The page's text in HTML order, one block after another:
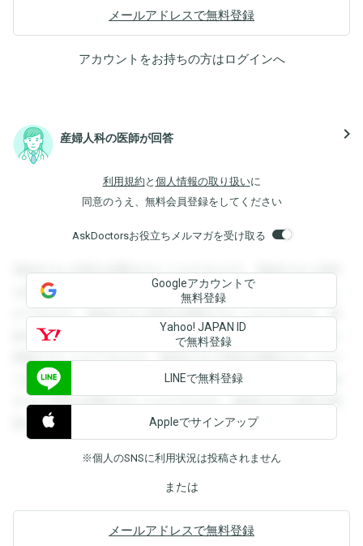
メールアドレスで無料登録
アカウントをお持ちの方はログインへ
産婦人科の医師が回答 navigate_next
利用規約 と 個人情報の取り扱いに
同意のうえ、無料会員登録をしてください
AskDoctorsお役立ちメルマガを受け取る
登録すると回答を閲覧することができます。登録すると回答
を閲覧することができます。登録すると回答を閲覧すること
ができます。登録すると回答を閲覧することができます。登
録すると回答を閲覧することができます。登録すると回答を
閲覧することができます。登録すると回答を閲覧することが
できます。登録すると回答を閲覧することができます。登録
すると回答を閲覧することができます。登録すると回答を閲
覧することができます。
Googleアカウントで
無料登録
Yahoo! JAPAN ID
で無料登録
LINEで無料登録
Appleでサインアップ
※個人のSNSに利用状況は投稿されません
または
メールアドレスで無料登録